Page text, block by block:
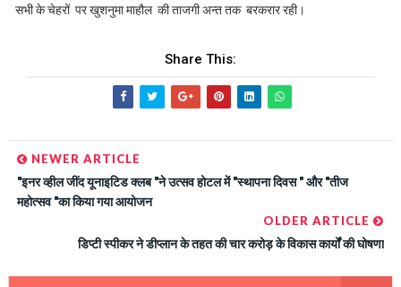
सभी के चेहरों पर खुशनुमा माहौल की ताजगी अन्त तक बरकरार रही।
Share This:
NEWER ARTICLE
"इनर व्हील जींद यूनाइटिड क्लब "ने उत्सव होटल में "स्थापना दिवस " और "तीज
महोत्सव "का किया गया आयोजन
OLDER ARTICLE
डिप्टी स्पीकर ने डीप्लान के तहत की चार करोड़ के विकास कार्यों की घोषणा